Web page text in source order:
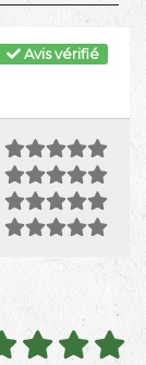
Avis vérifié